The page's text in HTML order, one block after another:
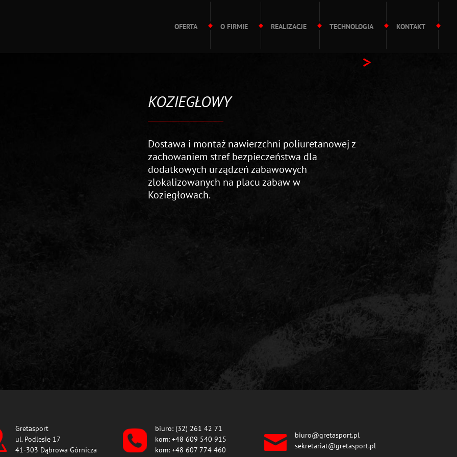
OFERTA O FIRMIE REALIZACJE TECHNOLOGIA KONTAKT
KOZIEGŁOWY
Dostawa i montaż nawierzchni poliuretanowej z
zachowaniem stref bezpieczeństwa dla
dodatkowych urządzeń zabawowych
zlokalizowanych na placu zabaw w
Koziegłowach.
>
Gretasport
ul. Podlesie 17
41-303 Dąbrowa Górnicza
biuro: (32) 261 42 71
kom: +48 609 540 915
kom: +48 607 774 460
biuro@gretasport.pl
sekretariat@gretasport.pl